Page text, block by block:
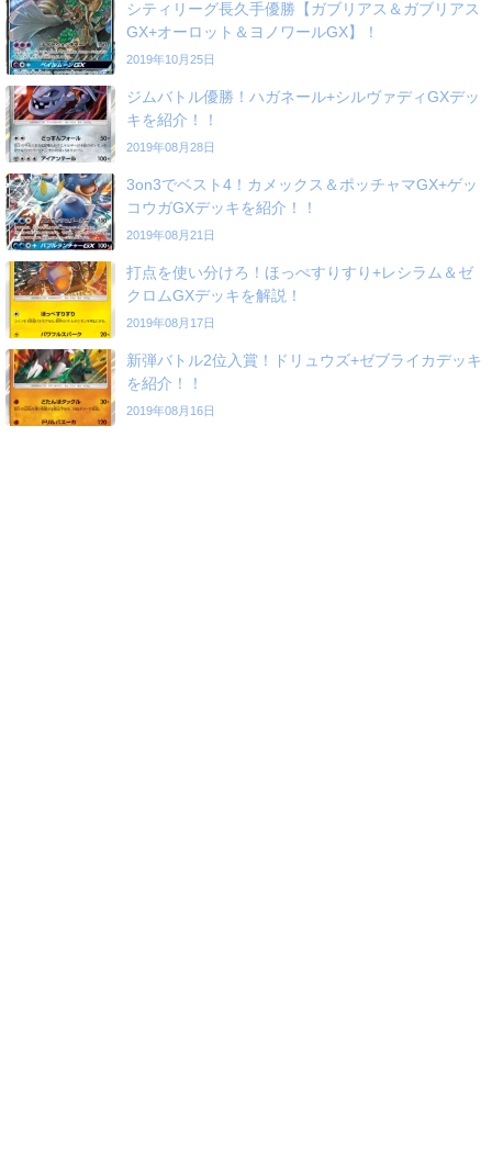
シティリーグ長久手優勝【ガブリアス＆ガブリアス
GX+オーロット＆ヨノワールGX】！
2019年10月25日
ジムバトル優勝！ハガネール+シルヴァディGXデッ
キを紹介！！
2019年08月28日
3on3でベスト4！カメックス＆ポッチャマGX+ゲッ
コウガGXデッキを紹介！！
2019年08月21日
打点を使い分けろ！ほっぺすりすり+レシラム＆ゼ
クロムGXデッキを解説！
2019年08月17日
新弾バトル2位入賞！ドリュウズ+ゼブライカデッキ
を紹介！！
2019年08月16日